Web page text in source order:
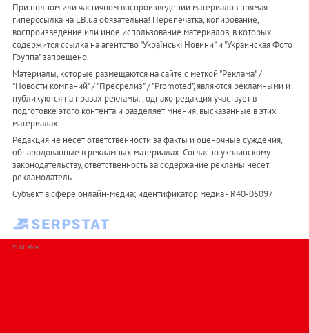
При полном или частичном воспроизведении материалов прямая
гиперссылка на LB.ua обязательна! Перепечатка, копирование,
воспроизведение или иное использование материалов, в которых
содержится ссылка на агентство "Українськi Новини" и "Украинская Фото
Группа" запрещено.
Материалы, которые размещаются на сайте с меткой "Реклама" /
"Новости компаний" / "Пресрелиз" / "Promoted", являются рекламными и
публикуются на правах рекламы. , однако редакция участвует в
подготовке этого контента и разделяет мнения, высказанные в этих
материалах.
Редакция не несет ответственности за факты и оценочные суждения,
обнародованные в рекламных материалах. Согласно украинскому
законодательству, ответственность за содержание рекламы несет
рекламодатель.
Субъект в сфере онлайн-медиа; идентификатор медиа - R40-05097
РЕКЛАМА